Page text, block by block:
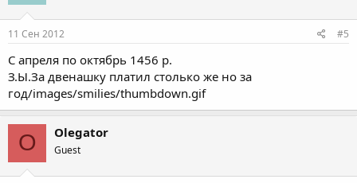
11 Сен 2012 #5
C апреля по октябрь 1456 р.
З.Ы.За двенашку платил столько же но за
год/images/smilies/thumbdown.gif
O Olegator
Guest